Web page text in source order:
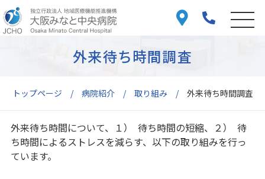
トップページ 病院紹介 取り組み 外来待ち時間調査
外来待ち時間調査
外来待ち時間について、１） 待ち時間の短縮、２） 待
ち時間によるストレスを減らす、以下の取り組みを行っ
ています。